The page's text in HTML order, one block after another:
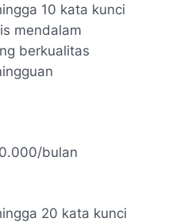
10 kata kunci
mendalam
berkualitas
bulan
20 kata kunci